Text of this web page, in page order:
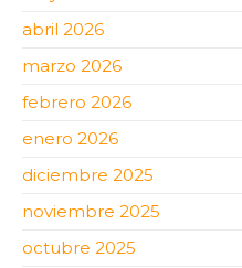
abril 2026
marzo 2026
febrero 2026
enero 2026
diciembre 2025
noviembre 2025
octubre 2025